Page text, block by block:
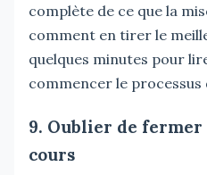
complète de ce que la
comment en tirer le
quelques minutes pour
commencer le processus
9. Oublier de
cours